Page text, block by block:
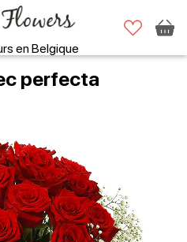
en Belgique
perfecta